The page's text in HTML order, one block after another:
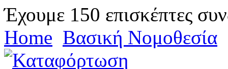
Έχουμε 150 επισκέπτες
Home Βασική Νομοθεσία